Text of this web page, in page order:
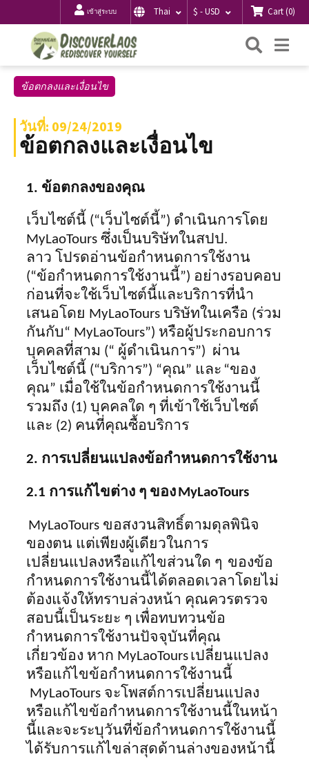
เข้าสู่ระบบ Thai $ - USD Cart(0)
ค้นหา
ข้อตกลงและเงื่อนไข
วันที่: 09/24/2019
ข้อตกลงและเงื่อนไข
1. ข้อตกลงของคุณ
เว็บไซต์นี้ (“เว็บไซต์นี้”) ดำเนินการโดย
MyLaoTours ซึ่งเป็นบริษัทในสปป.
ลาว โปรดอ่านข้อกำหนดการใช้งาน
(“ข้อกำหนดการใช้งานนี้”) อย่างรอบคอบ
ก่อนที่จะใช้เว็บไซต์นี้และบริการที่นำ
เสนอโดย MyLaoTours บริษัทในเครือ (ร่วม
กันกับ“ MyLaoTours”) หรือผู้ประกอบการ
บุคคลที่สาม (“ ผู้ดำเนินการ”) ผ่าน
เว็บไซต์นี้ (“บริการ”) “คุณ” และ “ของ
คุณ” เมื่อใช้ในข้อกำหนดการใช้งานนี้
รวมถึง (1) บุคคลใด ๆ ที่เข้าใช้เว็บไซต์
และ (2) คนที่คุณซื้อบริการ
2. การเปลี่ยนแปลงข้อกำหนดการใช้งาน
2.1 การแก้ไขต่าง ๆ ของ MyLaoTours
MyLaoTours ขอสงวนสิทธิ์ตามดุลพินิจ
ของตน แต่เพียงผู้เดียวในการ
เปลี่ยนแปลงหรือแก้ไขส่วนใด ๆ ของข้อ
กำหนดการใช้งานนี้ได้ตลอดเวลาโดยไม่
ต้องแจ้งให้ทราบล่วงหน้า คุณควรตรวจ
สอบนี้เป็นระยะ ๆ เพื่อทบทวนข้อ
กำหนดการใช้งานปัจจุบันที่คุณ
เกี่ยวข้อง หาก MyLaoToursเปลี่ยนแปลง
หรือแก้ไขข้อกำหนดการใช้งานนี้
MyLaoTours จะโพสต์การเปลี่ยนแปลง
หรือแก้ไขข้อกำหนดการใช้งานนี้ในหน้า
นี้และจะระบุวันที่ข้อกำหนดการใช้งานนี้
ได้รับการแก้ไขล่าสุดด้านล่างของหน้านี้